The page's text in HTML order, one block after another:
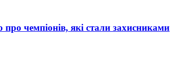
про чемпіонів, які стали захисниками